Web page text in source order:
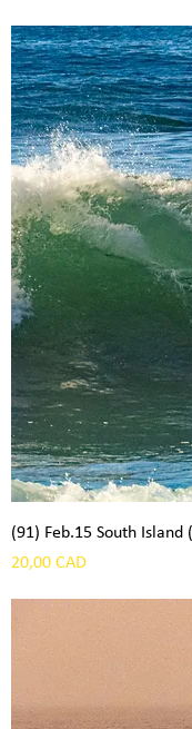
(91) Feb.15 South
Precio
20,00 CAD